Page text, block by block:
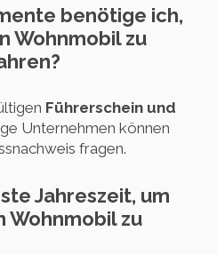
benötige ich,
Wohnmobil zu
Führerschein und
Unternehmen können
fragen.
Jahreszeit, um
Wohnmobil zu